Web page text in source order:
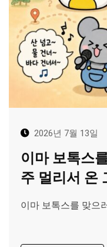
2026년 7월 13일
이마 보톡스
주 멀리서 온
이마 보톡스를 맞으